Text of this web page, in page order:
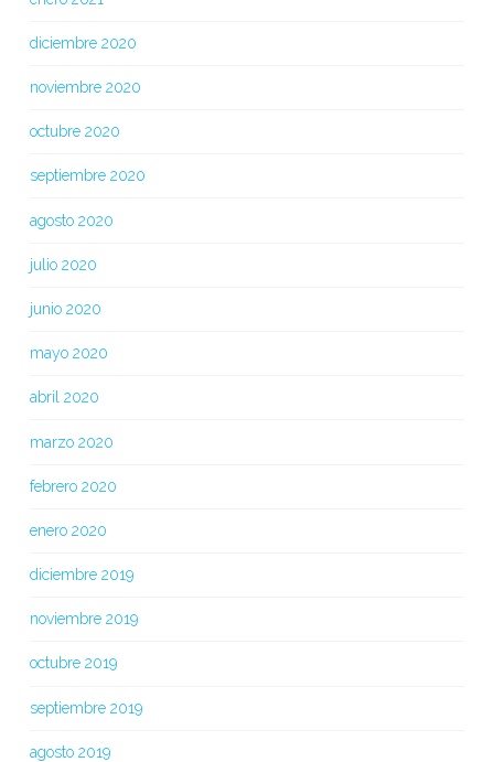
diciembre 2020
noviembre 2020
octubre 2020
septiembre 2020
agosto 2020
julio 2020
junio 2020
mayo 2020
abril 2020
marzo 2020
febrero 2020
enero 2020
diciembre 2019
noviembre 2019
octubre 2019
septiembre 2019
agosto 2019